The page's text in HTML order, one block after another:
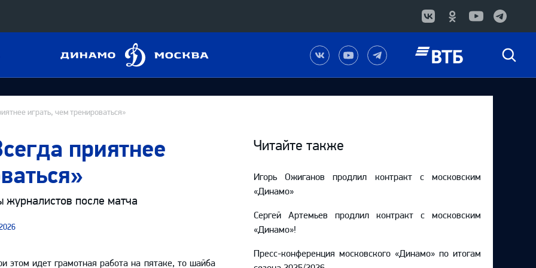
Конференция «Восток»
Нефтехимик
Трактор
Динамо
Наша
группа
в
Вконтакте
Наш
канал
на
YouTube
Наш
канал
в
Telegram
Быстрый
играть, чем тренироваться»
приятнее
журналистов после матча
идет грамотная работа на пятаке, то шайба
Читайте также
Игорь Ожиганов продлил контракт с московским
«Динамо»
Сергей Артемьев продлил контракт с московским
«Динамо»!
Пресс-конференция московского «Динамо» по итогам